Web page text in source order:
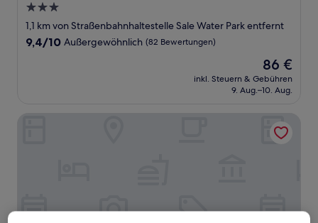
3.0-
Sterne-
Unterkunft
1,1 km von Straßenbahnhaltestelle Sale Water Park entfernt
9.4
9,4/10 Außergewöhnlich (82 Bewertungen)
Der
Preis
beträgt
86 €
inkl. Steuern & Gebühren
9. Aug.–10. Aug.